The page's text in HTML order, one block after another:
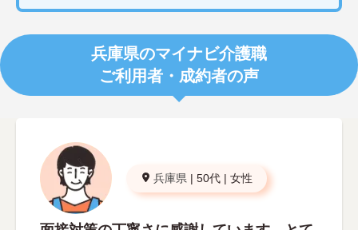
兵庫県のマイナビ介護職
ご利用者・成約者の声
兵庫県 | 50代 | 女性